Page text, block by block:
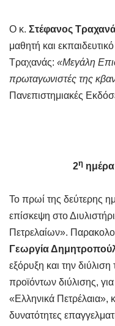
Ο κ. Στέφανος
μαθητή και
Τραχανάς: «Μεγάλη
πρωταγωνιστές της
Πανεπιστημιακές
2η
Το πρωί της δεύτερης
επίσκεψη στο
Πετρελαίων».
Γεωργία
εξόρυξη και την διύλιση
προϊόντων διύλισης,
«Ελληνικά Πετρέλαια»,
δυνατότητες